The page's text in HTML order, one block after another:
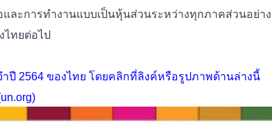
ละการทำงานแบบเป็นหุ้นส่วนระหว่างทุกภาคส่วนอย่า
ไทยต่อไป
ปี 2564 ของไทย โดยคลิกที่ลิงค์หรือรูปภาพด้านล่างนี้